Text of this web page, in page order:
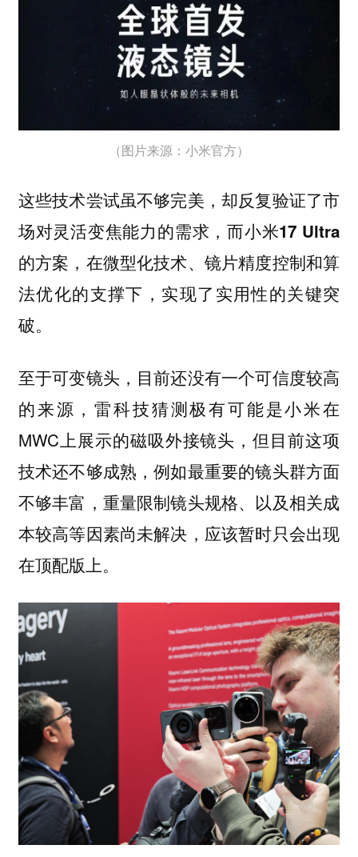
（图片来源：小米官方）
这些技术尝试虽不够完美，却反复验证了市
场对灵活变焦能力的需求，而小米17 Ultra
的方案，在微型化技术、镜片精度控制和算
法优化的支撑下，实现了实用性的关键突
破。
至于可变镜头，目前还没有一个可信度较高
的来源，雷科技猜测极有可能是小米在
MWC上展示的磁吸外接镜头，但目前这项
技术还不够成熟，例如最重要的镜头群方面
不够丰富，重量限制镜头规格、以及相关成
本较高等因素尚未解决，应该暂时只会出现
在顶配版上。